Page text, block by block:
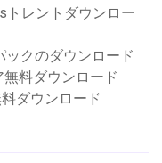
トレントダウンロー
ックのダウンロード
料ダウンロード
ダウンロード